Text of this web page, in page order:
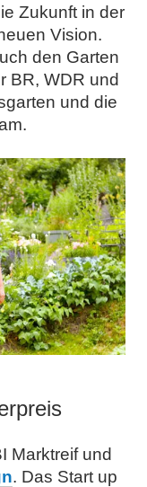
Zukunft in der
Vision.
den Garten
BR, WDR und
und die
Marktreif und
. Das Start up